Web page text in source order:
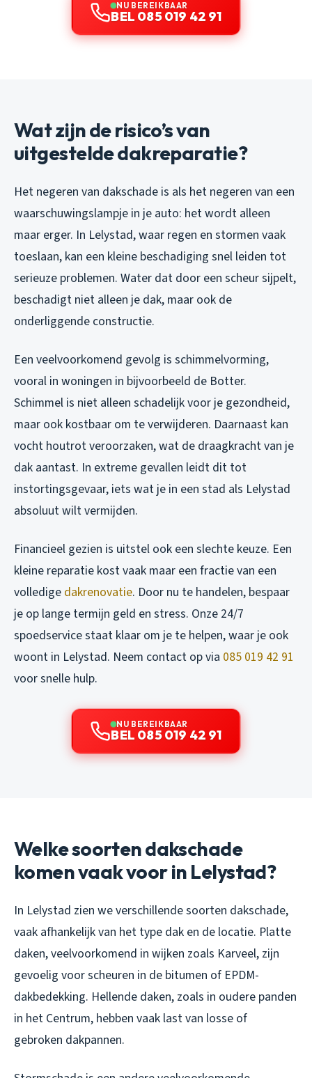
NU BEREIKBAAR
BEL 085 019 42 91
Wat zijn de risico’s van
uitgestelde dakreparatie?
Het negeren van dakschade is als het negeren van een
waarschuwingslampje in je auto: het wordt alleen
maar erger. In Lelystad, waar regen en stormen vaak
toeslaan, kan een kleine beschadiging snel leiden tot
serieuze problemen. Water dat door een scheur sijpelt,
beschadigt niet alleen je dak, maar ook de
onderliggende constructie.
Een veelvoorkomend gevolg is schimmelvorming,
vooral in woningen in bijvoorbeeld de Botter.
Schimmel is niet alleen schadelijk voor je gezondheid,
maar ook kostbaar om te verwijderen. Daarnaast kan
vocht houtrot veroorzaken, wat de draagkracht van je
dak aantast. In extreme gevallen leidt dit tot
instortingsgevaar, iets wat je in een stad als Lelystad
absoluut wilt vermijden.
Financieel gezien is uitstel ook een slechte keuze. Een
kleine reparatie kost vaak maar een fractie van een
volledige dakrenovatie. Door nu te handelen, bespaar
je op lange termijn geld en stress. Onze 24/7
spoedservice staat klaar om je te helpen, waar je ook
woont in Lelystad. Neem contact op via 085 019 42 91
voor snelle hulp.
NU BEREIKBAAR
BEL 085 019 42 91
Welke soorten dakschade
komen vaak voor in Lelystad?
In Lelystad zien we verschillende soorten dakschade,
vaak afhankelijk van het type dak en de locatie. Platte
daken, veelvoorkomend in wijken zoals Karveel, zijn
gevoelig voor scheuren in de bitumen of EPDM-
dakbedekking. Hellende daken, zoals in oudere panden
in het Centrum, hebben vaak last van losse of
gebroken dakpannen.